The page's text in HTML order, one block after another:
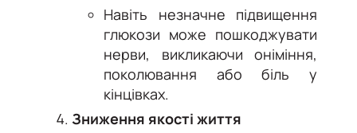
Навіть незначне підвищення
глюкози може пошкоджувати
нерви, викликаючи оніміння,
поколювання або біль у
кінцівках.
Зниження якості життя